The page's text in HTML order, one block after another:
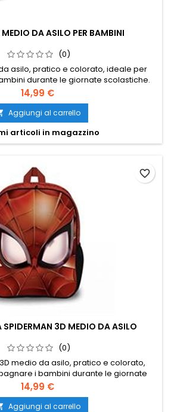
DA ASILO PER BAMBINI
(0)
asilo, pratico e colorato, ideale per
durante le giornate scolastiche.
cambio, la merenda e i piccoli oggetti
personali.
Prezzo
14,99 €
Aggiungi al carrello
articoli in magazzino
3D MEDIO DA ASILO
(0)
medio da asilo, pratico e colorato,
i bambini durante le giornate
frontale in rilievo lo rende
e facilmente riconoscibile.
Prezzo
14,99 €
Aggiungi al carrello
favorite_border